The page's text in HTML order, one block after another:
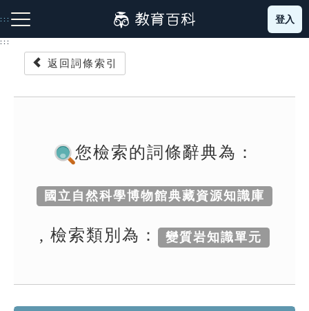
到
主
:::
生字詞彙表
成語故事
登入
:::
返回詞條索引
您檢索的詞條辭典為：
國立自然科學博物館典藏資源知識庫
, 檢索類別為： 變質岩知識單元